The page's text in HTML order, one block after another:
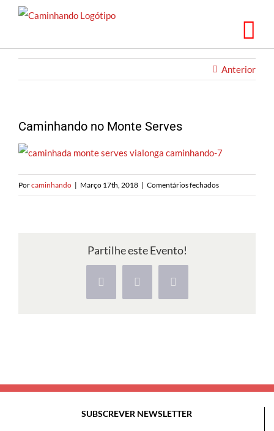
Saltar
Anterior
Caminhando no Monte Serves
Porcaminhando | Março 17th, 2018 | Comentários fechadosem
Caminhando
Partilhe este Evento!
Facebook
X Pinterest
SUBSCREVER NEWSLETTER